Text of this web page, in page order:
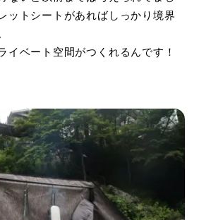
ットシートがあればしっかり境界
イベート空間がつくれるんです！